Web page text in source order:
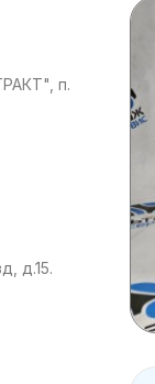
п.
д.15.